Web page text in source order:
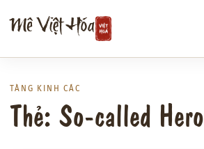
đến
nội
dung
Mê Việt Hóa
TÀNG KINH CÁC
Thẻ: So-called Hero